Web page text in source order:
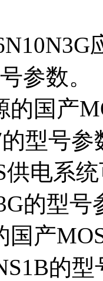
参数。
的国产
型号参
供电系
的型号
国产
的